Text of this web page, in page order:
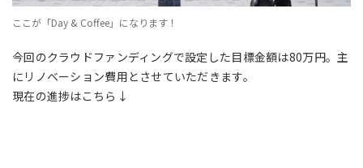
ここが「Day & Coffee」になります！
今回のクラウドファンディングで設定した目標金額は80万円。主
にリノベーション費用とさせていただきます。
現在の進捗はこちら↓